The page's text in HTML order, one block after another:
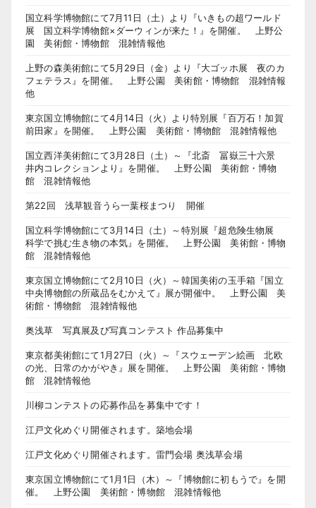
国立科学博物館にて7月11日（土）より『いきもの超ワールド
展 国立科学博物館×ダーウィンが来た！』を開催。 上野公
園 美術館・博物館 混雑情報他
上野の森美術館にて5月29日（金）より『大ゴッホ展 夜のカ
フェテラス』を開催。 上野公園 美術館・博物館 混雑情報
他
東京国立博物館にて4月14日（火）より特別展『百万石！加賀
前田家』を開催。 上野公園 美術館・博物館 混雑情報他
国立西洋美術館にて3月28日（土）～『北斎 冨嶽三十六景
井内コレクションより』を開催。 上野公園 美術館・博物
館 混雑情報他
第22回 浅草観音うら一葉桜まつり 開催
国立科学博物館にて3月14日（土）～特別展『超危険生物展
科学で挑む生き物の本気』を開催。 上野公園 美術館・博物
館 混雑情報他
東京国立博物館にて2月10日（火）～韓国美術の玉手箱『国立
中央博物館の所蔵品をむかえて』展が開催中。 上野公園 美
術館・博物館 混雑情報他
奥浅草 写真展及び写真コンテスト 作品募集中
東京都美術館にて1月27日（火）～『スウェーデン絵画 北欧
の光、日常のかがやき』展を開催。 上野公園 美術館・博物
館 混雑情報他
川柳コンテストの応募作品を募集中です！
江戸文化めぐり開催されます。築地会場
江戸文化めぐり開催されます。雷門会場 奥浅草会場
東京国立博物館にて1月1日（木）～『博物館に初もうで』を開
催。 上野公園 美術館・博物館 混雑情報他